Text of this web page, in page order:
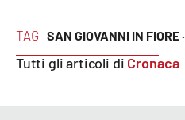
Politica
Sanità
TAG SAN GIOVANNI IN FIORE ·
Tutti gli articoli di Cronaca